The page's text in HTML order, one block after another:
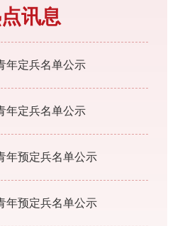
、曹超、钱勇军、胡思辉、高啸、周
讯息
年定兵名单公示
年定兵名单公示
年预定兵名单公示
年预定兵名单公示